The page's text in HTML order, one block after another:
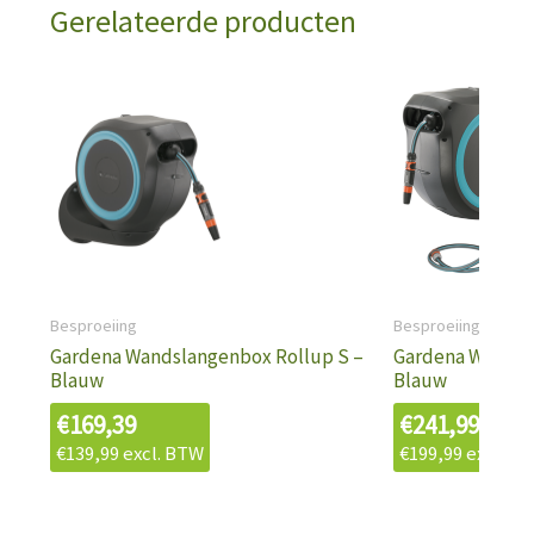
Gerelateerde producten
Besproeiing
Gardena Wandslangenbox Rollup S –
Blauw
€169,39
€139,99excl. BTW
Besproeiing
Gardena
Blauw
€241,99
€199,99excl.